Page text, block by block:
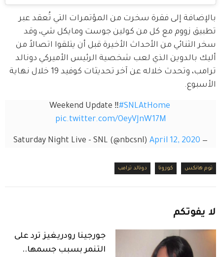
بالإضافة إلى فقرة سخرت من المؤتمرات التي تُعقد عبر
تطبيق زووم مع كل من كولين جوست ومايكل شي، وقد
سخر الثنائي من الأحداث الأخيرة قبل أن يتلقوا اتصالاً من
أليك بالدوين الذي لعب شخصية الرئيس الأميركي دونالد
ترامب، وتحدث خلاله عن آخر تحديثات كوفيد 19 خلال نهاية
الأسبوع.
Weekend Update ‼️#SNLAtHome
pic.twitter.com/OeyVJnW17M
— Saturday Night Live - SNL (@nbcsnl)
April 12, 2020
توم هانكس كورونا دونالد ترامب
لا يفوتكم
جورجينا رودريغيز ترد على
التنمر بسبب جسمها..